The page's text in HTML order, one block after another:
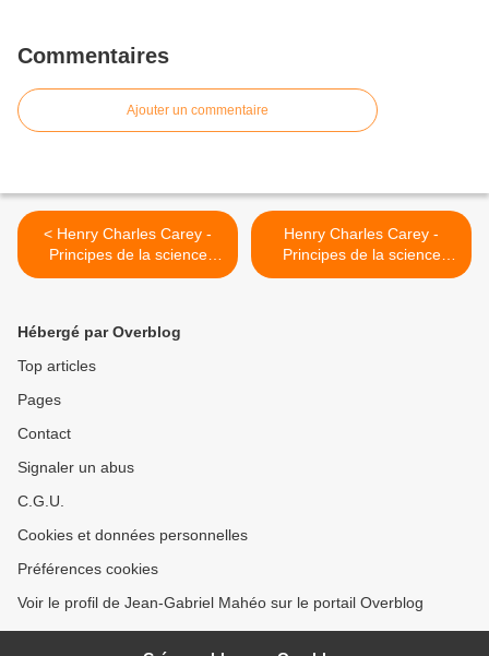
Commentaires
Ajouter un commentaire
< Henry Charles Carey -
Principes de la science
sociale - Tome I - Chapitre
Henry Charles Carey -
Principes de la science
sociale - Tome I - Chapitre
Hébergé par Overblog
Top articles
Pages
Contact
Signaler un abus
C.G.U.
Cookies et données personnelles
Préférences cookies
Voir le profil de Jean-Gabriel Mahéo sur le portail Overblog